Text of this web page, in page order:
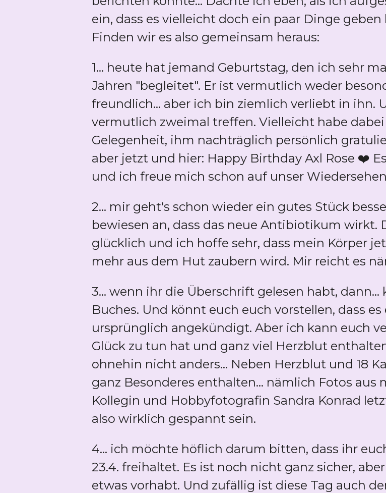
ein, dass es vielleicht doch ein paar Dinge
Finden wir es also gemeinsam heraus:
1... heute hat jemand Geburtstag, den ich sehr
Jahren "begleitet". Er ist vermutlich weder
freundlich... aber ich bin ziemlich verliebt in ihn.
vermutlich zweimal treffen. Vielleicht habe
Gelegenheit, ihm nachträglich persönlich
aber jetzt und hier: Happy Birthday Axl Rose ❤️
und ich freue mich schon auf unser
2... mir geht's schon wieder ein gutes Stück
bewiesen an, dass das neue Antibiotikum wirkt.
glücklich und ich hoffe sehr, dass mein Körper
mehr aus dem Hut zaubern wird. Mir reicht es
3... wenn ihr die Überschrift gelesen habt,
Buches. Und könnt euch euch vorstellen, dass
ursprünglich angekündigt. Aber ich kann euch
Glück zu tun hat und ganz viel Herzblut
ohnehin nicht anders... Neben Herzblut und 18
ganz Besonderes enthalten... nämlich Fotos aus
Kollegin und Hobbyfotografin Sandra Konrad
also wirklich gespannt sein.
4... ich möchte höflich darum bitten, dass ihr
23.4. freihaltet. Es ist noch nicht ganz sicher,
etwas vorhabt. Und zufällig ist diese Tag auch